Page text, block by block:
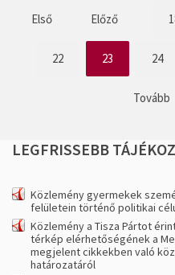
Első Előző
22 23 24
Tovább
LEGFRISSEBB
Közlemény gyermekek
felületein történő politikai
Közlemény a Tisza Pártot
térkép elérhetőségének a
megjelent cikkekben való
határozatáról